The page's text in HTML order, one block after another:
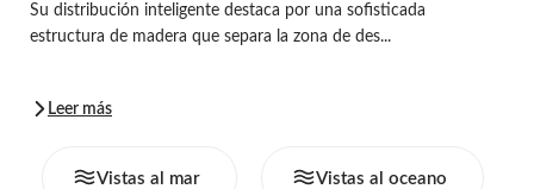
Su distribución inteligente destaca por una sofisticada
estructura de madera que separa la zona de des...
Leer más
Vistas al mar Vistas al oceano